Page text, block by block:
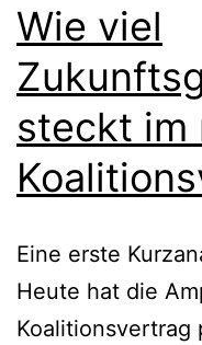
Wie viel
steckt im
Eine erste
Heute hat die
Koalitionsvertrag